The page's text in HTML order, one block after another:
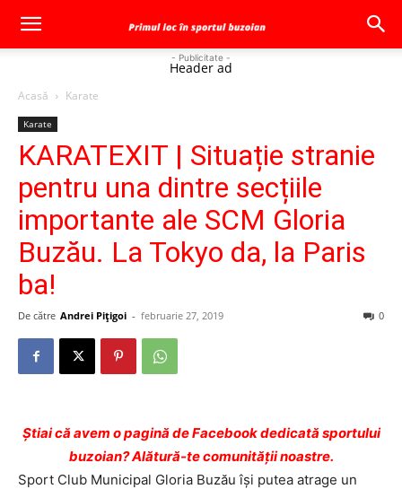
- Publicitate -
Header ad
Acasă Karate
Karate
KARATEXIT | Situație stranie
pentru una dintre secțiile
importante ale SCM Gloria
Buzău. La Tokyo da, la Paris
ba!
De către Andrei Pițigoi - februarie 27, 2019 0
Ştiai că avem o pagină de Facebook dedicată sportului
buzoian? Alătură-te comunității noastre.
Sport Club Municipal Gloria Buzău își putea atrage un